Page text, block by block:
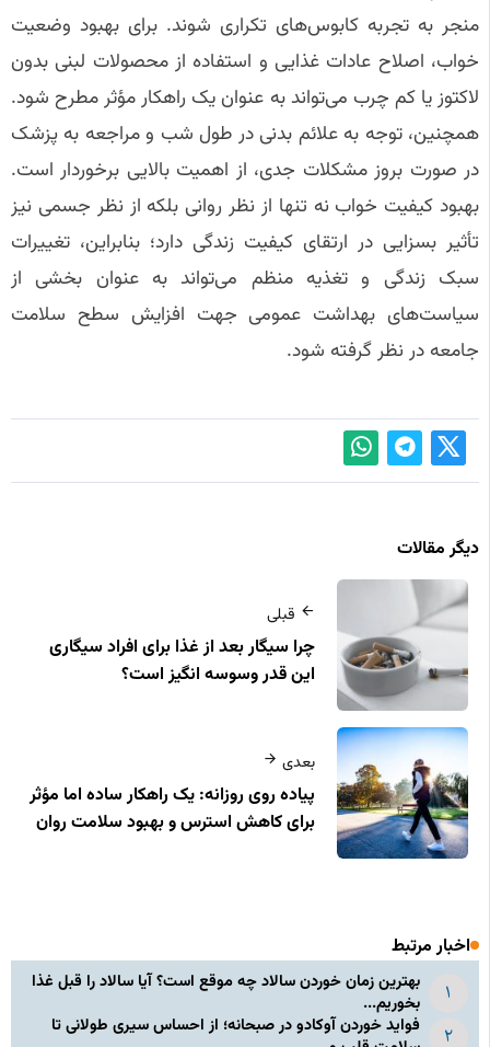
منجر به تجربه کابوس‌های تکراری شوند. برای بهبود وضعیت
خواب، اصلاح عادات غذایی و استفاده از محصولات لبنی بدون
لاکتوز یا کم چرب می‌تواند به عنوان یک راهکار مؤثر مطرح شود.
همچنین، توجه به علائم بدنی در طول شب و مراجعه به پزشک
در صورت بروز مشکلات جدی، از اهمیت بالایی برخوردار است.
بهبود کیفیت خواب نه تنها از نظر روانی بلکه از نظر جسمی نیز
تأثیر بسزایی در ارتقای کیفیت زندگی دارد؛ بنابراین، تغییرات
سبک زندگی و تغذیه منظم می‌تواند به عنوان بخشی از
سیاست‌های بهداشت عمومی جهت افزایش سطح سلامت
جامعه در نظر گرفته شود.
دیگر مقالات
قبلی
چرا سیگار بعد از غذا برای افراد سیگاری
این‌ قدر وسوسه‌ انگیز است؟
بعدی
پیاده‌ روی روزانه: یک راهکار ساده اما مؤثر
برای کاهش استرس و بهبود سلامت روان
اخبار مرتبط
بهترین زمان خوردن سالاد چه موقع است؟ آیا سالاد را قبل غذا
بخوریم...
فواید خوردن آوکادو در صبحانه؛ از احساس سیری طولانی تا